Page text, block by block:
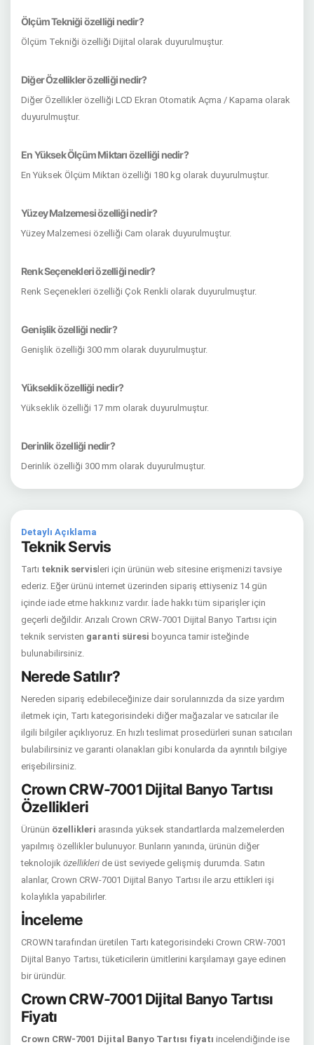
Ölçüm Tekniği özelliği nedir?
Ölçüm Tekniği özelliği Dijital olarak duyurulmuştur.
Diğer Özellikler özelliği nedir?
Diğer Özellikler özelliği LCD Ekran Otomatik Açma / Kapama olarak
duyurulmuştur.
En Yüksek Ölçüm Miktarı özelliği nedir?
En Yüksek Ölçüm Miktarı özelliği 180 kg olarak duyurulmuştur.
Yüzey Malzemesi özelliği nedir?
Yüzey Malzemesi özelliği Cam olarak duyurulmuştur.
Renk Seçenekleri özelliği nedir?
Renk Seçenekleri özelliği Çok Renkli olarak duyurulmuştur.
Genişlik özelliği nedir?
Genişlik özelliği 300 mm olarak duyurulmuştur.
Yükseklik özelliği nedir?
Yükseklik özelliği 17 mm olarak duyurulmuştur.
Derinlik özelliği nedir?
Derinlik özelliği 300 mm olarak duyurulmuştur.
Detaylı Açıklama
Teknik Servis
Tartı teknik servis leri için ürünün web sitesine erişmenizi tavsiye
ederiz. Eğer ürünü internet üzerinden sipariş ettiyseniz 14 gün
içinde iade etme hakkınız vardır. İade hakkı tüm siparişler için
geçerli değildir. Arızalı Crown CRW-7001 Dijital Banyo Tartısı için
teknik servisten garanti süresi boyunca tamir isteğinde
bulunabilirsiniz.
Nerede Satılır?
Nereden sipariş edebileceğinize dair sorularınızda da size yardım
iletmek için, Tartı kategorisindeki diğer mağazalar ve satıcılar ile
ilgili bilgiler açıklıyoruz. En hızlı teslimat prosedürleri sunan satıcıları
bulabilirsiniz ve garanti olanakları gibi konularda da ayrıntılı bilgiye
erişebilirsiniz.
Crown CRW-7001 Dijital Banyo Tartısı
Özellikleri
Ürünün özellikleri arasında yüksek standartlarda malzemelerden
yapılmış özellikler bulunuyor. Bunların yanında, ürünün diğer
teknolojik özellikleri de üst seviyede gelişmiş durumda. Satın
alanlar, Crown CRW-7001 Dijital Banyo Tartısı ile arzu ettikleri işi
kolaylıkla yapabilirler.
İnceleme
CROWN tarafından üretilen Tartı kategorisindeki Crown CRW-7001
Dijital Banyo Tartısı, tüketicilerin ümitlerini karşılamayı gaye edinen
bir üründür.
Crown CRW-7001 Dijital Banyo Tartısı
Fiyatı
Crown CRW-7001 Dijital Banyo Tartısı fiyatı incelendiğinde ise